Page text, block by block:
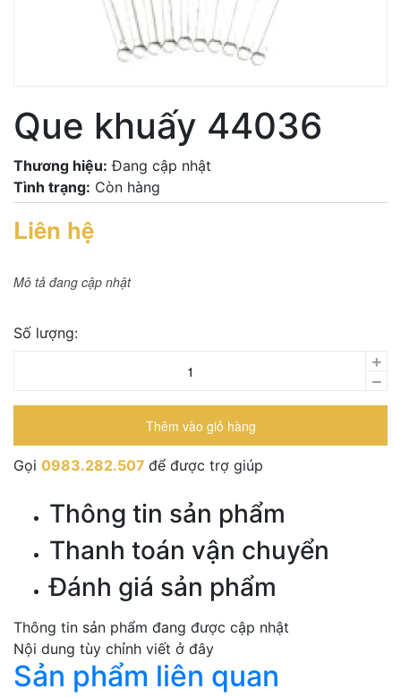
Que khuấy 44036
Thương hiệu: Đang cập nhật
Tình trạng: Còn hàng
Liên hệ
Mô tả đang cập nhật
Số lượng:
Thêm vào giỏ hàng
Gọi 0983.282.507 để được trợ giúp
Thông tin sản phẩm
Thanh toán vận chuyển
Đánh giá sản phẩm
Thông tin sản phẩm đang được cập nhật
Nội dung tùy chỉnh viết ở đây
Sản phẩm liên quan